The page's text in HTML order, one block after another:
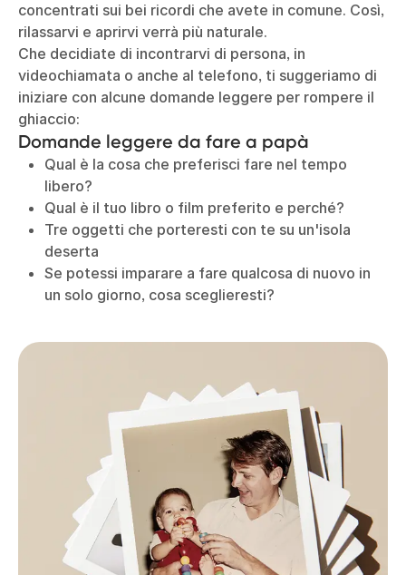
concentrati sui bei ricordi che avete in comune. Così,
rilassarvi e aprirvi verrà più naturale.
Che decidiate di incontrarvi di persona, in
videochiamata o anche al telefono, ti suggeriamo di
iniziare con alcune domande leggere per rompere il
ghiaccio:
Domande leggere da fare a papà
Qual è la cosa che preferisci fare nel tempo
libero?
Qual è il tuo libro o film preferito e perché?
Tre oggetti che porteresti con te su un'isola
deserta
Se potessi imparare a fare qualcosa di nuovo in
un solo giorno, cosa sceglieresti?